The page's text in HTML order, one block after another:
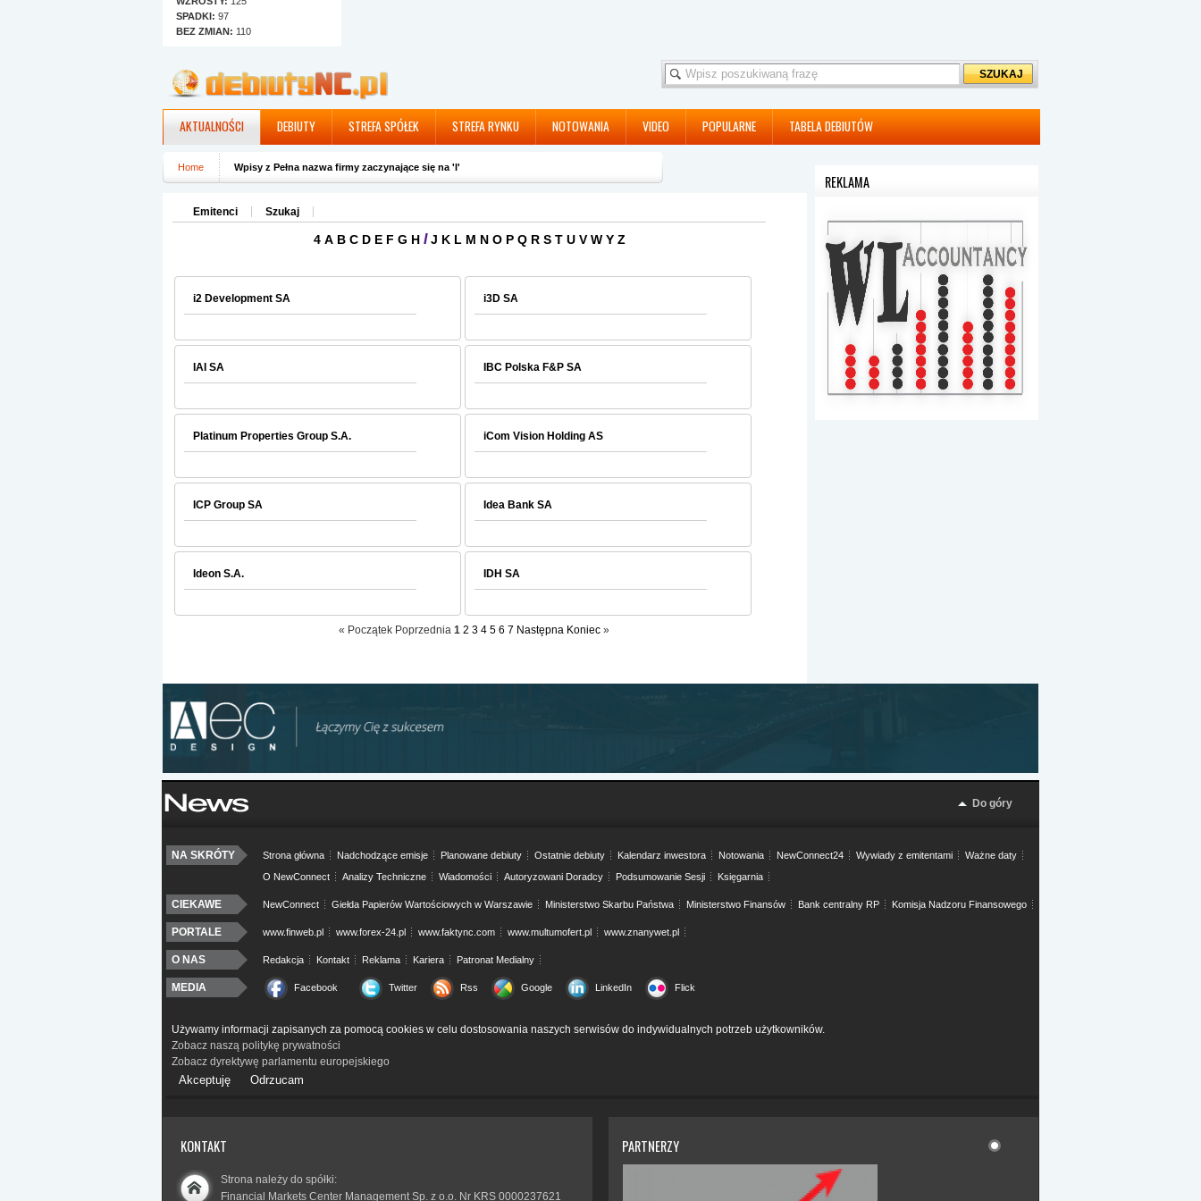
SPADKI: 97
BEZ ZMIAN: 110
AKTUALNOŚCI DEBIUTY STREFA SPÓŁEK STREFA RYNKU NOTOWANIA VIDEO POPULARNE TABELA DEBIUTÓW
Home Wpisy z Pełna nazwa firmy zaczynające się na 'I'
Emitenci Szukaj
4 A B C D E F G H I J K L M N O P Q R S T U V W Y Z
i2 Development SA i3D SA
IAI SA IBC Polska F&P SA
Platinum Properties Group S.A. iCom Vision Holding AS
ICP Group SA Idea Bank SA
Ideon S.A. IDH SA
« Początek Poprzednia 1 2 3 4 5 6 7 Następna Koniec »
REKLAMA
Do góry
NA SKRÓTY Strona główna Nadchodzące emisje Planowane debiuty Ostatnie debiuty Kalendarz inwestora Notowania NewConnect24 Wywiady z emitentami
Ważne daty
O NewConnect
Analizy Techniczne Wiadomości Autoryzowani Doradcy Podsumowanie Sesji Księgarnia
CIEKAWE NewConnect Giełda Papierów Wartościowych w Warszawie Ministerstwo Skarbu Państwa Ministerstwo Finansów Bank centralny RP Komisja Nadzoru Finansowego
PORTALE www.finweb.pl www.forex-24.pl www.faktync.com www.multumofert.pl www.znanywet.pl
O NAS Redakcja Kontakt Reklama Kariera Patronat Medialny
MEDIA Facebook Twitter Rss Google LinkedIn Flick
Używamy informacji zapisanych za pomocą cookies w celu dostosowania naszych serwisów do indywidualnych potrzeb użytkowników.
Zobacz naszą politykę prywatności
Zobacz dyrektywę parlamentu europejskiego
Akceptuję Odrzucam
KONTAKT
Strona należy do spółki:
Financial Markets Center Management Sp. z o.o. Nr KRS 0000237621
PARTNERZY